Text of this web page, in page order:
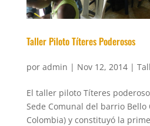
Taller Piloto Títeres Poderosos
por admin | Nov 12, 2014|
El taller piloto Títeres
Sede Comunal del barrio
Colombia) y constituyó la